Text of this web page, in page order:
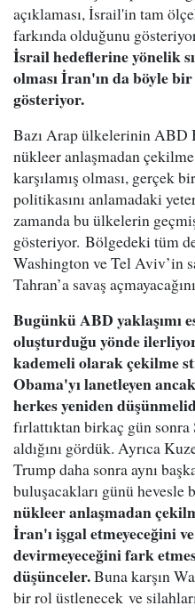
açıklaması, İsrail'in tam
farkında olduğunu
İsrail hedeflerine yönelik
olması İran'ın da böyle
gösteriyor.
Bazı Arap ülkelerinin ABD
nükleer anlaşmadan
karşılamış olması, gerçek
politikasını anlamadaki
zamanda bu ülkelerin
gösteriyor. Bölgedeki tüm
Washington ve Tel Aviv’in
Tahran’a savaş
Bugünkü ABD yaklaşımı
oluşturduğu yönde
kademeli olarak çekilme
Obama'yı lanetleyen
herkes yeniden
fırlattıktan birkaç gün
aldığını gördük. Ayrıca
Trump daha sonra aynı
buluşacakları günü hevesle
nükleer anlaşmadan
İran'ı işgal etmeyeceğini
devirmeyeceğini fark
düşünceler.Buna karşın
bir rol üstlenecek ve